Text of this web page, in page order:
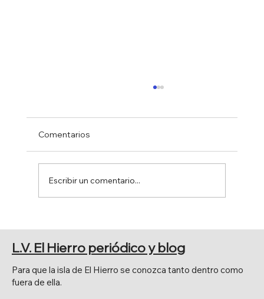
FERIA DE AGOSTO 2026
Comentarios
Escribir un comentario...
Para que la isla de El Hierro se conozca tanto dentro como
fuera de ella.
L.V. El Hierro periódico y blog